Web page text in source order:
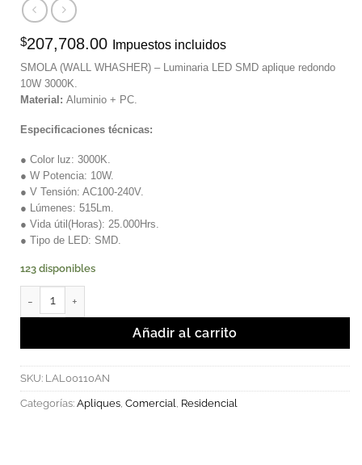
$207,708.00 Impuestos incluidos
SMOLA (WALL WHASHER) – Luminaria LED SMD aplique redondo
10W 3000K.
Material: Aluminio + PC.
Especificaciones técnicas:
● Color luz: 3000K.
● W Potencia: 10W.
● V Tensión: AC100-240V.
● Lúmenes: 515Lm.
● Vida útil(Horas): 25.000Hrs.
● Tipo de LED: SMD.
123 disponibles
SMOLA (WALL WHASHER) - Luminaria LED SMD aplique
Añadir al carrito
SKU: LAL00110AN
Categorías: Apliques Comercial Residencial